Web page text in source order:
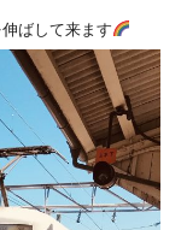
ばして来ます